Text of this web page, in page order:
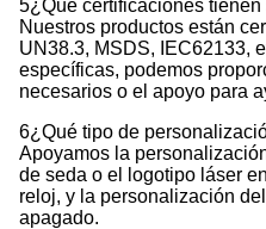
5¿Qué certificaciones
Nuestros productos están
UN38.3, MSDS, IEC62133,
específicas, podemos
necesarios o el apoyo para
6¿Qué tipo de
Apoyamos la
de seda o el logotipo láser
reloj, y la personalización
apagado.